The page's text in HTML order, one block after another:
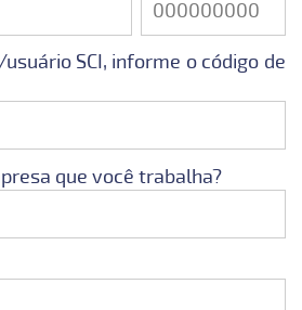
SCI, informe o código de
que você trabalha?